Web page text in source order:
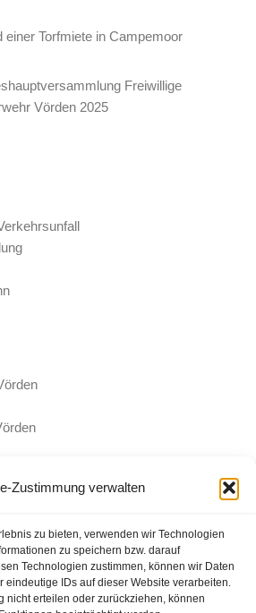
Zustimmung verwalten
zu bieten, verwenden wir Technologien
zu speichern bzw. darauf
Technologien zustimmen, können wir Daten
eindeutige IDs auf dieser Website verarbeiten.
nicht erteilen oder zurückziehen, können
einer Torfmiete in Campemoor
Freiwillige
Vörden 2025